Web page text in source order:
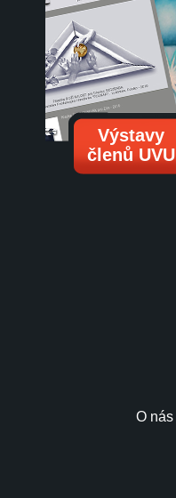
Výstavy
členů UVU
O nás